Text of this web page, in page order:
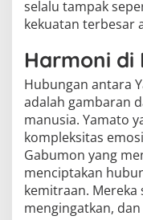
selalu tampak
kekuatan terbesar
Harmoni di
Hubungan antara
adalah gambaran
manusia. Yamato
kompleksitas
Gabumon yang
menciptakan
kemitraan. Mereka
mengingatkan,